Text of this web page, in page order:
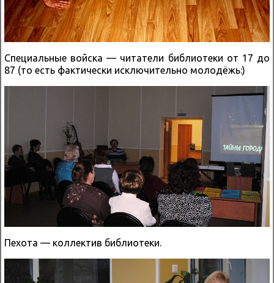
Специальные войска — читатели библиотеки от 17 до
87 (то есть фактически исключительно молодёжь:)
Пехота — коллектив библиотеки.